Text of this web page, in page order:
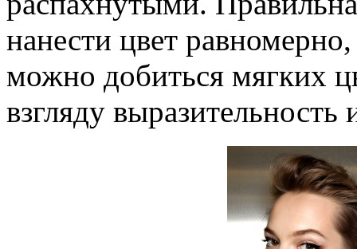
нанести цвет
можно добиться мягких
взгляду выразительность